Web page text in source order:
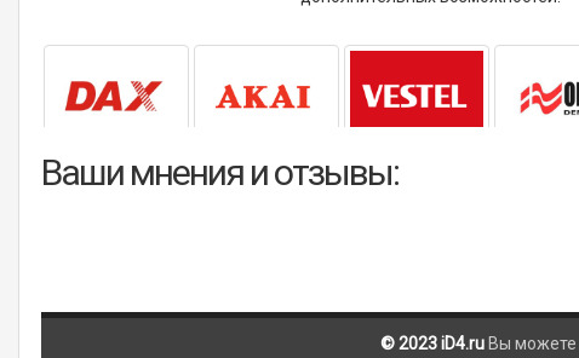
Ваши мнения и отзывы:
© 2023 iD4.ru Вы можете